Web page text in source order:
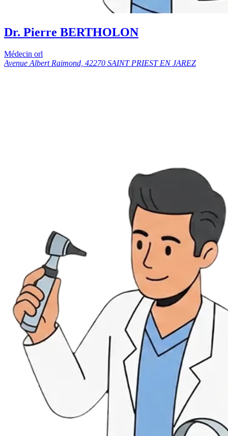
Dr. Pierre BERTHOLON
Médecin orl
Avenue Albert Raimond, 42270 SAINT PRIEST EN JAREZ